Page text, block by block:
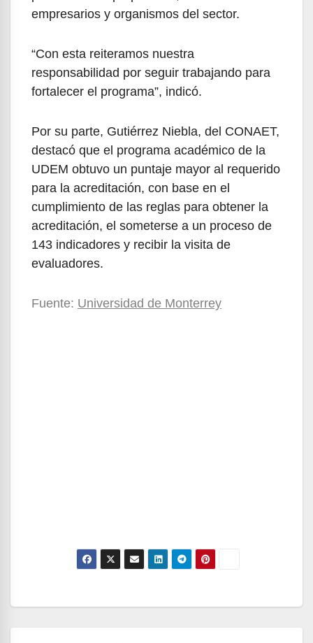
empresarios y organismos del sector.
“Con esta reiteramos nuestra
responsabilidad por seguir trabajando para
fortalecer el programa”, indicó.
Por su parte, Gutiérrez Niebla, del CONAET,
destacó que el programa académico de la
UDEM obtuvo un puntaje mayor al requerido
para la acreditación, con base en el
cumplimiento de las reglas para obtener la
acreditación, el someterse a un proceso de
143 indicadores y recibir la visita de
evaluadores.
Fuente: Universidad de Monterrey